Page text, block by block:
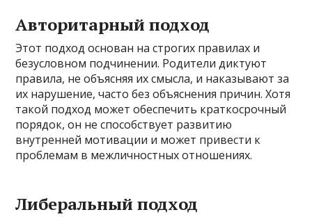
Авторитарный подход
Этот подход основан на строгих правилах и
безусловном подчинении. Родители диктуют
правила, не объясняя их смысла, и наказывают за
их нарушение, часто без объяснения причин. Хотя
такой подход может обеспечить краткосрочный
порядок, он не способствует развитию
внутренней мотивации и может привести к
проблемам в межличностных отношениях.
Либеральный подход